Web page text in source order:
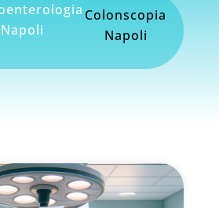
Napoli
Colonscopia
Napoli